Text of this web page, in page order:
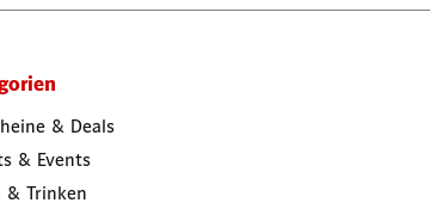
& Deals
& Events
& Trinken